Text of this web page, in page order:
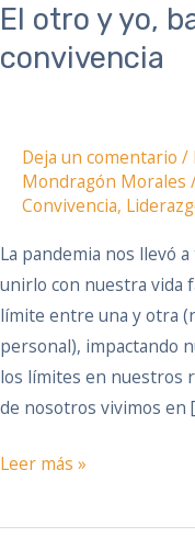
El otro y yo,
convivencia
Deja un comentario /
Mondragón Morales
Convivencia,
La pandemia nos llevó
unirlo con nuestra vida
límite entre una y otra
personal), impactando
los límites en nuestros
de nosotros vivimos en
El
otro
y
una
convivencia
Leer más »